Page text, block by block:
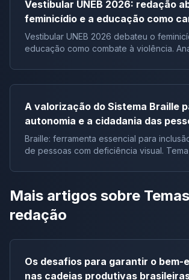
Vestibular UNEB 2026: redação
feminicídio e a educação como
combate à violência
Vestibular UNEB 2026 debateu o
educação como combate à violência.
para futuras pautas sociais.
A valorização do Sistema Braille
autonomia e a cidadania das
deficiência visual no Brasil |Tema
Braille: ferramenta essencial para
de pessoas com deficiência visual.
Mais artigos sobre
redação
Os desafios para garantir o bem-
nas cadeias produtivas